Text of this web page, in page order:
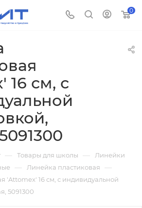
0
16 см, с
— Товары для школы — Линейки
— Линейка пластиковая —
'Attomex' 16 см, с индивидуальной
5091300